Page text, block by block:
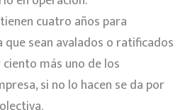
cuatro años para
que sean avalados o ratificados
más uno de los
si no lo hacen se da por